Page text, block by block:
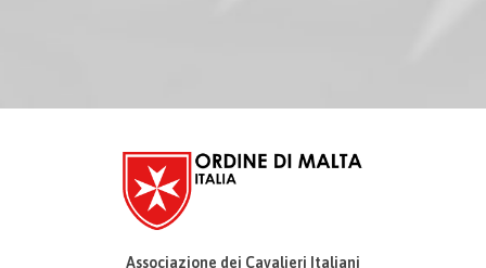
Associazione dei Cavalieri Italiani